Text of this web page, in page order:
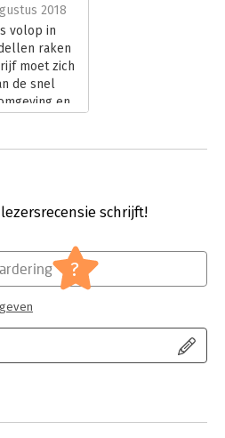
2018
volop in
raken
moet zich
de snel
en
schrijft!
?